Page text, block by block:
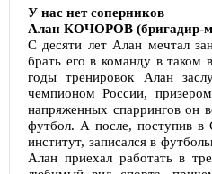
У нас нет соперников
Алан КОЧОРОВ (бригадир-
С десяти лет Алан мечтал
брать его в команду в таком
годы тренировок Алан
чемпионом России,
напряженных спаррингов он
футбол. А после, поступив в
институт, записался в
Алан приехал работать в